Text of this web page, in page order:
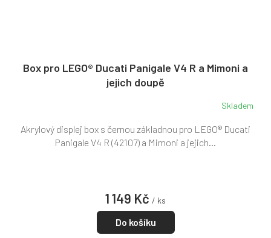
Box pro LEGO® Ducati Panigale V4 R a Mimoni a
jejich doupě
Skladem
1 149 Kč / ks
Do košíku
Akrylový displej box s černou základnou pro LEGO® Ducati
Panigale V4 R (42107) a Mimoni a jejich...